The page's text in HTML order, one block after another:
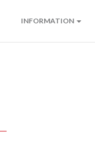
INFORMATION